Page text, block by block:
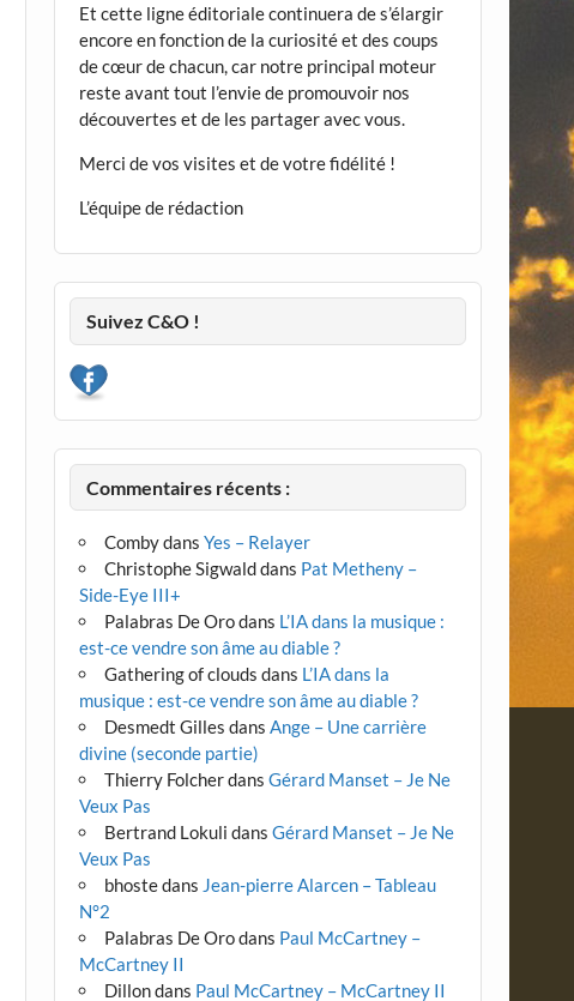
Et cette ligne éditoriale continuera de s’élargir
encore en fonction de la curiosité et des coups
de cœur de chacun, car notre principal moteur
reste avant tout l’envie de promouvoir nos
découvertes et de les partager avec vous.
Merci de vos visites et de votre fidélité !
L’équipe de rédaction
Suivez C&O !
Commentaires récents :
CombydansYes – Relayer
Christophe Sigwalddans Pat Metheny –
Side-Eye III+
Palabras De Orodans L’IA dans la musique :
est-ce vendre son âme au diable ?
Gathering of clouds dans L’IA dans la
musique : est-ce vendre son âme au diable ?
Desmedt Gilles dansAnge – Une carrière
divine (seconde partie)
Thierry FolcherdansGérard Manset – Je Ne
Veux Pas
Bertrand Lokuli dansGérard Manset – Je Ne
Veux Pas
bhostedans Jean-pierre Alarcen – Tableau
N°2
Palabras De Orodans Paul McCartney –
McCartney II
Dillondans Paul McCartney – McCartney II